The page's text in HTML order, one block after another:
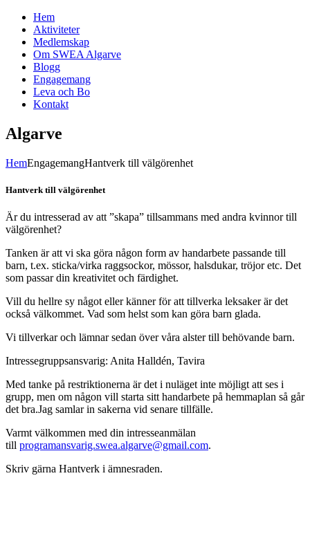
Hem
Aktiviteter
Medlemskap
Om SWEA Algarve
Blogg
Engagemang
Leva och Bo
Kontakt
Algarve
HemEngagemangHantverk till välgörenhet
Hantverk till välgörenhet
Är du intresserad av att ”skapa” tillsammans med andra kvinnor till
välgörenhet?
Tanken är att vi ska göra någon form av handarbete passande till
barn, t.ex. sticka/virka raggsockor, mössor, halsdukar, tröjor etc. Det
som passar din kreativitet och färdighet.
Vill du hellre sy något eller känner för att tillverka leksaker är det
också välkommet. Vad som helst som kan göra barn glada.
Vi tillverkar och lämnar sedan över våra alster till behövande barn.
Intressegruppsansvarig: Anita Halldén, Tavira
Med tanke på restriktionerna är det i nuläget inte möjligt att ses i
grupp, men om någon vill starta sitt handarbete på hemmaplan så går
det bra.Jag samlar in sakerna vid senare tillfälle.
Varmt välkommen med din intresseanmälan
till programansvarig.swea.algarve@gmail.com.
Skriv gärna Hantverk i ämnesraden.